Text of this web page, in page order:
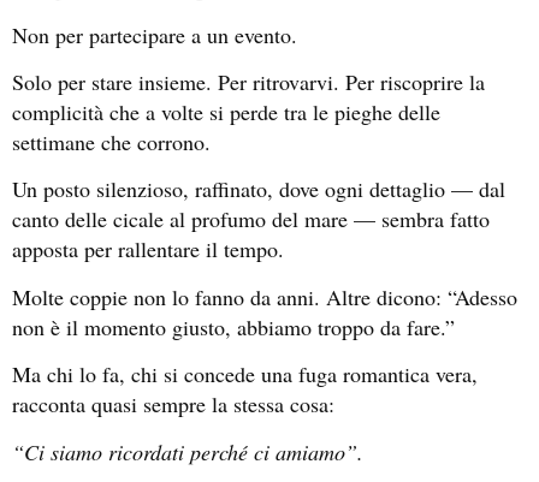
Non per partecipare a un evento.
Solo per stare insieme. Per ritrovarvi. Per riscoprire la
complicità che a volte si perde tra le pieghe delle
settimane che corrono.
Un posto silenzioso, raffinato, dove ogni dettaglio — dal
canto delle cicale al profumo del mare — sembra fatto
apposta per rallentare il tempo.
Molte coppie non lo fanno da anni. Altre dicono: “Adesso
non è il momento giusto, abbiamo troppo da fare.”
Ma chi lo fa, chi si concede una fuga romantica vera,
racconta quasi sempre la stessa cosa:
“Ci siamo ricordati perché ci amiamo”.